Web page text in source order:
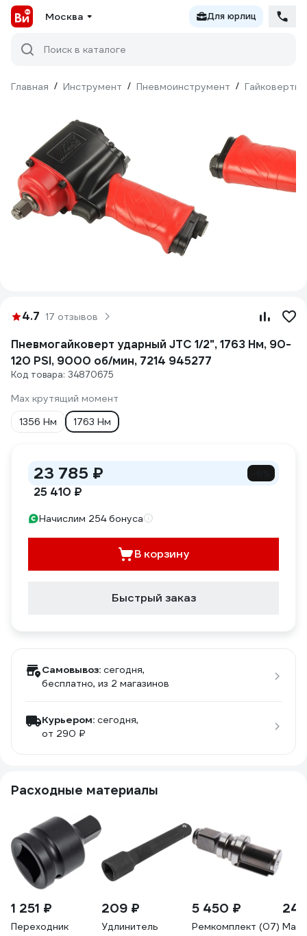
Москва Для юрлиц
Поиск в каталоге
Главная / Инструмент / Пневмоинструмент / Гайковерты
4.7 17 отзывов
Пневмогайковерт ударный JTC 1/2", 1763 Нм, 90-
120 PSI, 9000 об/мин, 7214 945277
Код товара: 34870675
Max крутящий момент
1356 Нм
1763 Нм
23 785 ₽
25 410 ₽
Начислим 254 бонуса
В корзину
Быстрый заказ
Самовывоз: сегодня,
бесплатно, из 2 магазинов
Курьером: сегодня,
от 290 ₽
Расходные материалы
1 251 ₽
Переходник
209 ₽
Удлинитель
5 450 ₽
Ремкомплект (07)